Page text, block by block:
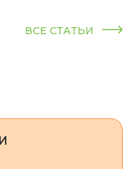
ВСЕ СТАТЬИ